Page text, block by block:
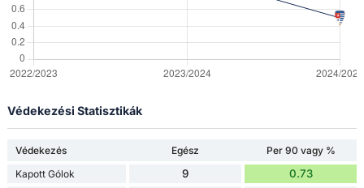
Védekezési Statisztikák
Védekezés Egész
Per 90 vagy %
Kapott Gólok
9 0.73